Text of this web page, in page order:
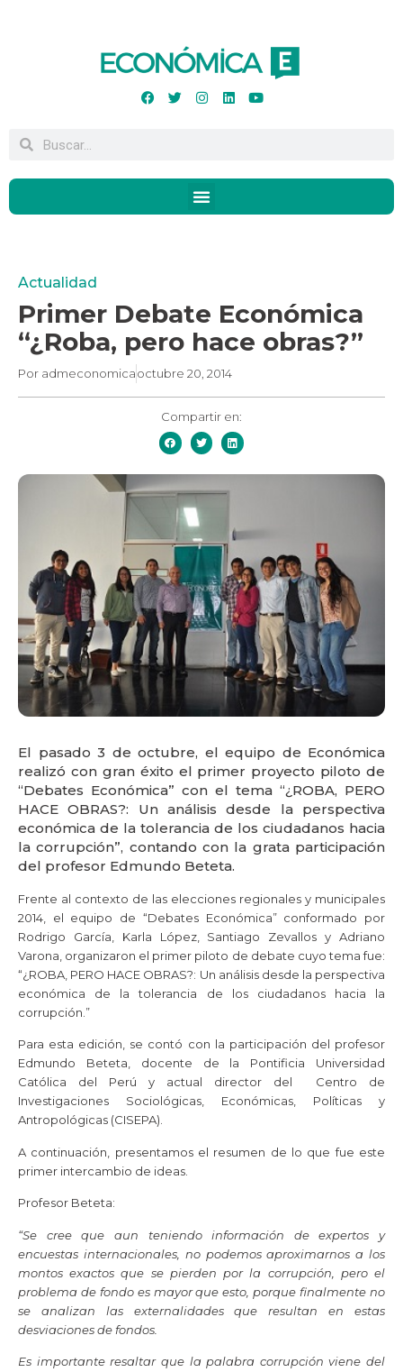
Actualidad
Primer Debate Económica
“¿Roba, pero hace obras?”
Por admeconomicaoctubre 20, 2014
Compartir en:
El pasado 3 de octubre, el equipo de Económica
realizó con gran éxito el primer proyecto piloto de
“Debates Económica” con el tema “¿ROBA, PERO
HACE OBRAS?: Un análisis desde la perspectiva
económica de la tolerancia de los ciudadanos hacia
la corrupción”, contando con la grata participación
del profesor Edmundo Beteta.
Frente al contexto de las elecciones regionales y municipales
2014, el equipo de “Debates Económica” conformado por
Rodrigo García, Karla López, Santiago Zevallos y Adriano
Varona, organizaron el primer piloto de debate cuyo tema fue:
“¿ROBA, PERO HACE OBRAS?: Un análisis desde la perspectiva
económica de la tolerancia de los ciudadanos hacia la
corrupción.”
Para esta edición, se contó con la participación del profesor
Edmundo Beteta, docente de la Pontificia Universidad
Católica del Perú y actual director del Centro de
Investigaciones Sociológicas, Económicas, Políticas y
Antropológicas (CISEPA).
A continuación, presentamos el resumen de lo que fue este
primer intercambio de ideas.
Profesor Beteta:
“Se cree que aun teniendo información de expertos y
encuestas internacionales, no podemos aproximarnos a los
montos exactos que se pierden por la corrupción, pero el
problema de fondo es mayor que esto, porque finalmente no
se analizan las externalidades que resultan en estas
desviaciones de fondos.
Es importante resaltar que la palabra corrupción viene del